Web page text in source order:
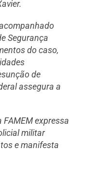
Segurança
do caso,
de
assegura a
expressa
militar
e manifesta